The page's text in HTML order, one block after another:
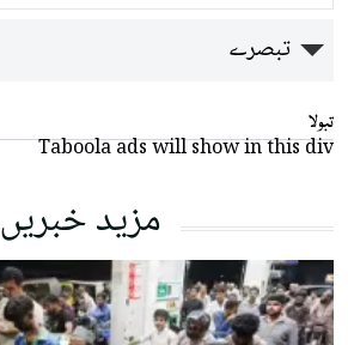
تبصرے
تبولا
Taboola ads will show in this div
مزید خبریں